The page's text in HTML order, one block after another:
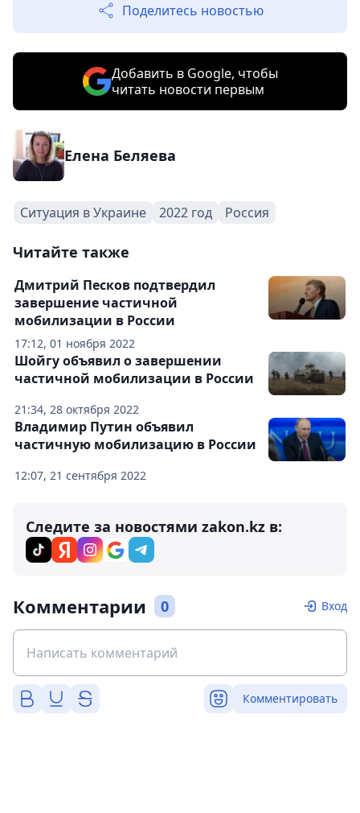
Поделитесь новостью
Добавить в Google, чтобы
читать новости первым
Елена Беляева
Ситуация в Украине 2022 год Россия
Читайте также
17:12, 01 ноября 2022
Дмитрий Песков подтвердил
завершение частичной
мобилизации в России
21:34, 28 октября 2022
Шойгу объявил о завершении
частичной мобилизации в России
12:07, 21 сентября 2022
Владимир Путин объявил
частичную мобилизацию в России
Следите за новостями zakon.kz в:
Комментарии 0 Вход
Комментировать